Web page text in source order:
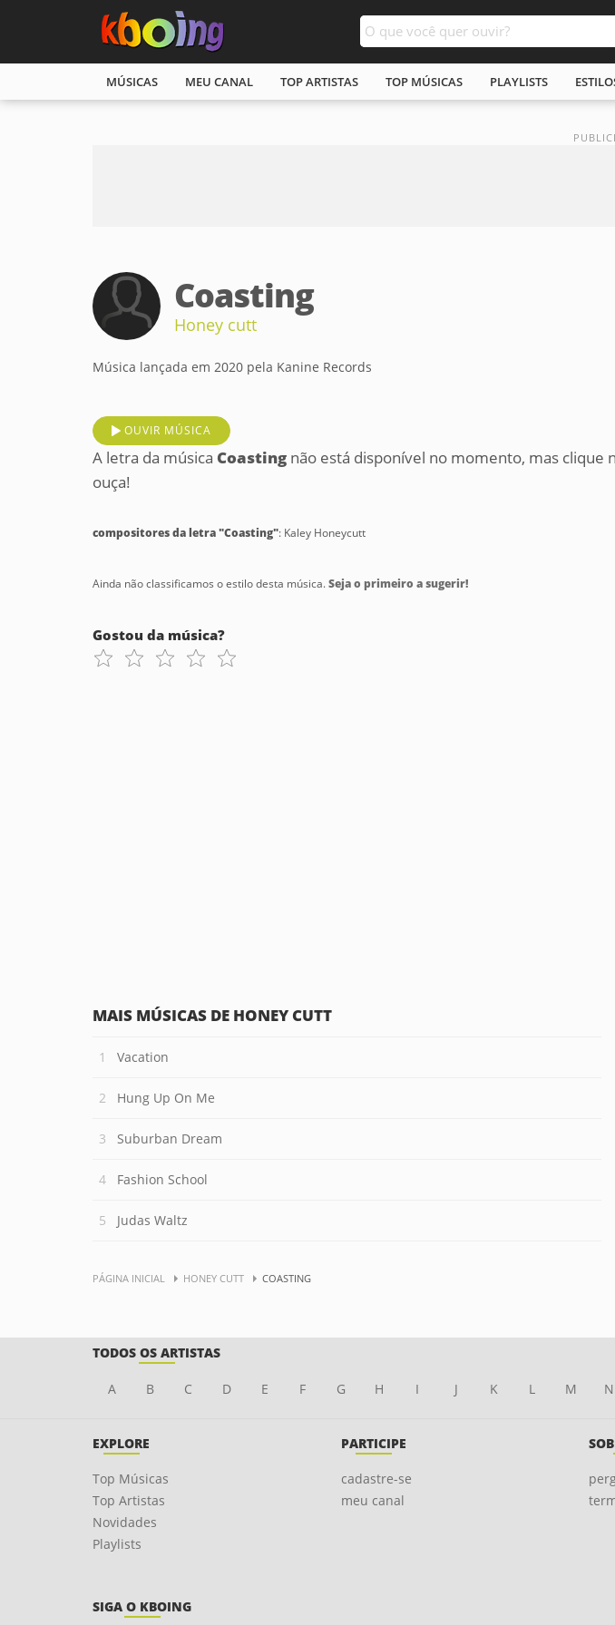
MÚSICAS MEU CANAL TOP ARTISTAS TOP MÚSICAS PLAYLISTS
Coasting
Honey cutt
Música lançada em 2020 pela Kanine Records
OUVIR MÚSICA
A letra da música Coasting não está disponível no momento, mas clique
ouça!
compositores da letra "Coasting": Kaley Honeycutt
Ainda não classificamos o estilo desta música.Seja o primeiro a sugerir!
Gostou da música?
MAIS MÚSICAS DE HONEY CUTT
Vacation
Hung Up On Me
Suburban Dream
Fashion School
Judas Waltz
PÁGINA INICIAL HONEY CUTT COASTING
TODOS OS ARTISTAS
A B C D E F G H I J K L M N
EXPLORE
Top Músicas
Top Artistas
Novidades
Playlists
PARTICIPE
cadastre-se
meu canal
SIGA O KBOING